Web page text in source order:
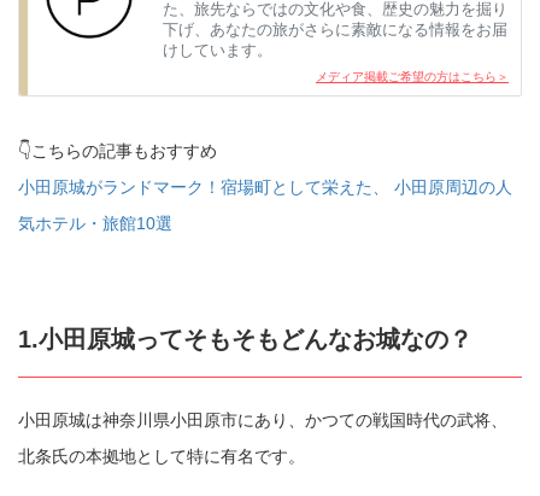
た、旅先ならではの文化や食、歴史の魅力を掘り
下げ、あなたの旅がさらに素敵になる情報をお届
けしています。
メディア掲載ご希望の方はこちら＞
👇こちらの記事もおすすめ
小田原城がランドマーク！宿場町として栄えた、 小田原周辺の人
気ホテル・旅館10選
1.小田原城ってそもそもどんなお城なの？
小田原城は神奈川県小田原市にあり、かつての戦国時代の武将、
北条氏の本拠地として特に有名です。